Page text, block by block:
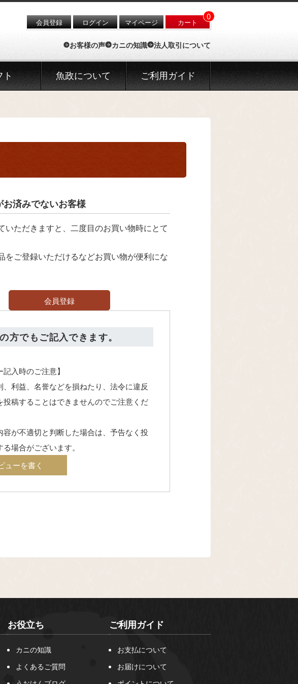
会員登録 ログイン マイページ カート
0
お客様の声 カニの知識 法人取引について
ト 魚政について ご利用ガイド
お済みでないお客様
いただきますと、二度目のお買い物時にとて
をご登録いただけるなどお買い物が便利にな
会員登録
方でもご記入できます。
記入時のご注意】
、利益、名誉などを損ねたり、法令に違反
投稿することはできませんのでご注意くだ
容が不適切と判断した場合は、予告なく投
場合がございます。
ューを書く
お役立ち
カニの知識
よくあるご質問
ご利用ガイド
お支払について
お届けについて